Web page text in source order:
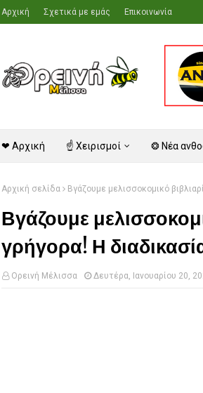
Αρχική Σχετικά με εμάς Επικοινωνία
❤ Αρχική ☝ Χειρισμοί ❂ Νέα
Αρχική σελίδα Βγάζουμε μελισσοκομικό
Βγάζουμε
γρήγορα! Η
Ορεινή Μέλισσα Δευτέρα, Ιανουαρίου 20,